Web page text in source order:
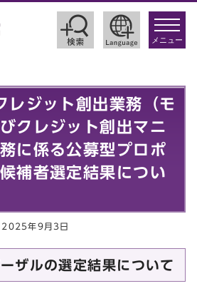
toggle
メニュー
レジット創出業務（モ
クレジット創出マニ
に係る公募型プロポ
補者選定結果につい
2025年9月3日
ザルの選定結果について